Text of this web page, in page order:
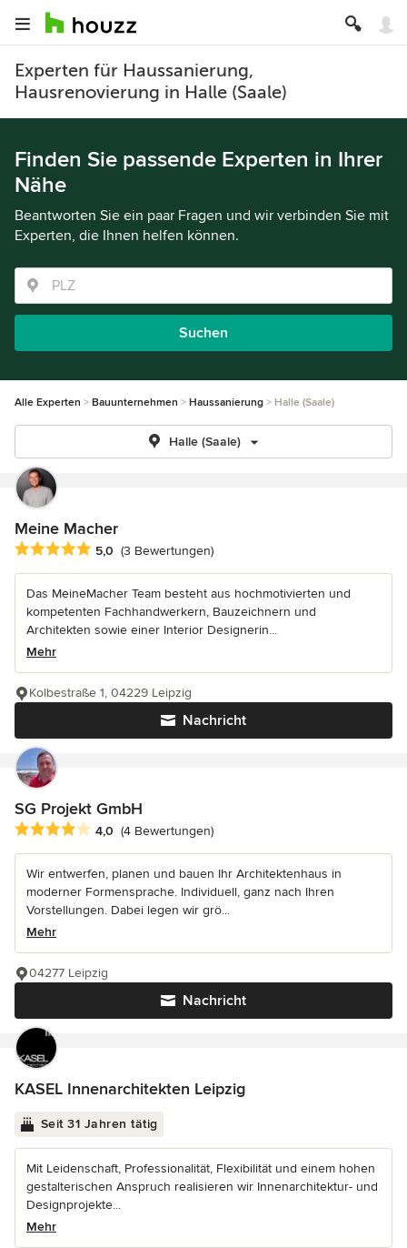
Experten für Haussanierung,
Hausrenovierung in Halle (Saale)
Finden Sie passende Experten in Ihrer
Nähe
Beantworten Sie ein paar Fragen und wir verbinden Sie mit
Experten, die Ihnen helfen können.
Suchen
Alle Experten Bauunternehmen Haussanierung Halle (Saale)
Halle (Saale)
Meine Macher
Durchschnittliche Bewertung: 5 von 5 Sternen
5,0 (3 Bewertungen)
Das MeineMacher Team besteht aus hochmotivierten und
kompetenten Fachhandwerkern, Bauzeichnern und
Architekten sowie einer Interior Designerin...
Mehr
Nachricht
Kolbestraße 1, 04229 Leipzig
SG Projekt GmbH
Durchschnittliche Bewertung: 4 von 5 Sternen
4,0 (4 Bewertungen)
Wir entwerfen, planen und bauen Ihr Architektenhaus in
moderner Formensprache. Individuell, ganz nach Ihren
Vorstellungen. Dabei legen wir grö...
Mehr
Nachricht
04277 Leipzig
KASEL Innenarchitekten Leipzig
Seit 31 Jahren tätig
Mit Leidenschaft, Professionalität, Flexibilität und einem hohen
gestalterischen Anspruch realisieren wir Innenarchitektur- und
Designprojekte...
Mehr